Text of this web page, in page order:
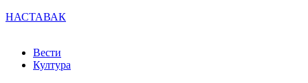
НАСТАВАК
Вести
Култура